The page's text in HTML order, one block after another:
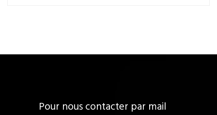
Pour nous contacter par mail